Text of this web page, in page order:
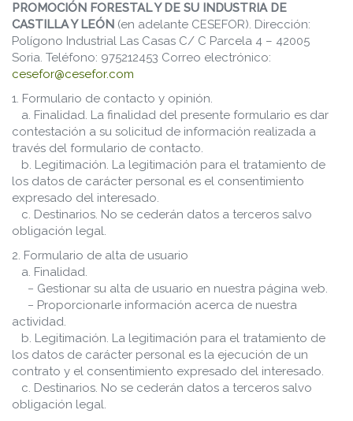
PROMOCIÓN FORESTAL Y DE SU INDUSTRIA DE
CASTILLA Y LEÓN (en adelante CESEFOR). Dirección:
Polígono Industrial Las Casas C/ C Parcela 4 – 42005
Soria. Teléfono: 975212453 Correo electrónico:
cesefor@cesefor.com
1. Formulario de contacto y opinión.
a. Finalidad. La finalidad del presente formulario es dar
contestación a su solicitud de información realizada a
través del formulario de contacto.
b. Legitimación. La legitimación para el tratamiento de
los datos de carácter personal es el consentimiento
expresado del interesado.
c. Destinarios. No se cederán datos a terceros salvo
obligación legal.
2. Formulario de alta de usuario
a. Finalidad.
− Gestionar su alta de usuario en nuestra página web.
− Proporcionarle información acerca de nuestra
actividad.
b. Legitimación. La legitimación para el tratamiento de
los datos de carácter personal es la ejecución de un
contrato y el consentimiento expresado del interesado.
c. Destinarios. No se cederán datos a terceros salvo
obligación legal.